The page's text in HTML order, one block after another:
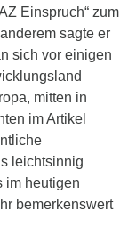
Einspruch“ zum
sagte er
sich vor einigen
mitten in
im Artikel
leichtsinnig
im heutigen
bemerkenswert